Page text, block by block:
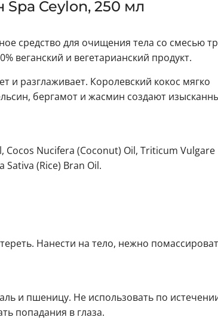
Ceylon, 250 мл
средство для очищения тела со смесью
веганский и вегетарианский продукт.
и разглаживает. Королевский кокос мягко
бергамот и жасмин создают
Cocos Nucifera (Coconut) Oil, Triticum Vulgare
(Rice) Bran Oil.
Нанести на тело, нежно
и пшеницу. Не использовать по
попадания в глаза.